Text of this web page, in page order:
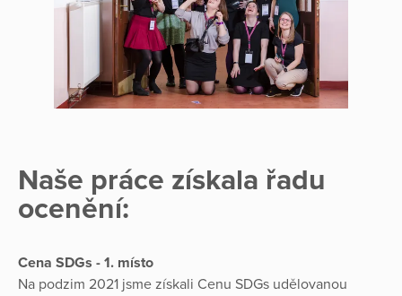
Naše práce získala řadu
ocenění:
Cena SDGs - 1. místo
Na podzim 2021 jsme získali Cenu SDGs udělovanou